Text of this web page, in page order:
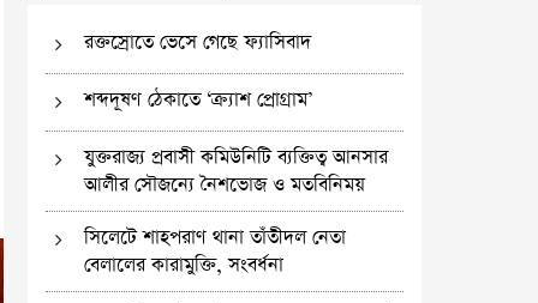
রক্তস্রোতে ভেসে গেছে ফ্যাসিবাদ
শব্দদূষণ ঠেকাতে ‘ক্র্যাশ প্রোগ্রাম’
যুক্তরাজ্য প্রবাসী কমিউনিটি ব্যক্তিত্ব আনসার
আলীর সৌজন্যে নৈশভোজ ও মতবিনিময়
সিলেটে শাহপরাণ থানা তাঁতীদল নেতা
বেলালের কারামুক্তি, সংবর্ধনা